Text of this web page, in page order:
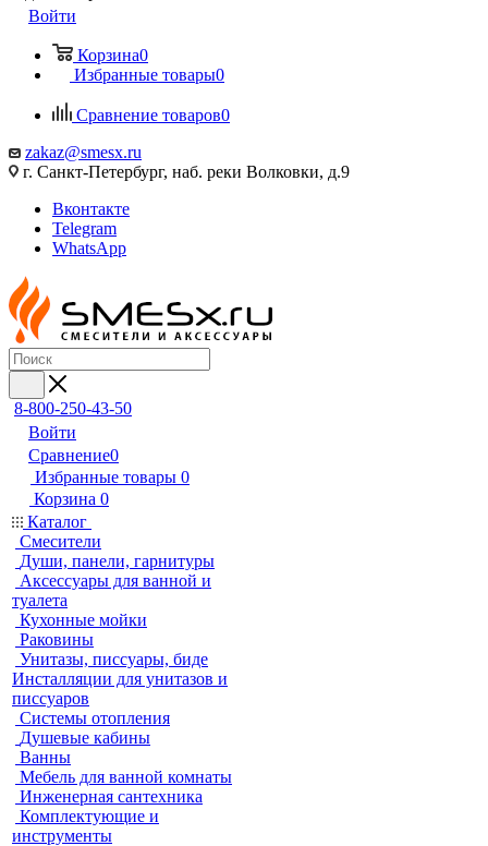
Войти
Корзина0
Избранные товары0
Сравнение товаров0
zakaz@smesx.ru
г. Санкт-Петербург, наб. реки Волковки, д.9
Вконтакте
Telegram
WhatsApp
8-800-250-43-50
Войти
Сравнение0
Избранные товары 0
Корзина 0
Каталог
Смесители
Души, панели, гарнитуры
Аксессуары для ванной и
туалета
Кухонные мойки
Раковины
Унитазы, писсуары, биде
Инсталляции для унитазов и
писсуаров
Системы отопления
Душевые кабины
Ванны
Мебель для ванной комнаты
Инженерная сантехника
Комплектующие и
инструменты